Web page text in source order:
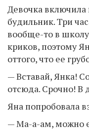
Девочка
будильник. Три
вообще-то в школу
криков, поэтому
оттого, что ее
— Вставай, Янка!
отсюда. Срочно! В
Яна попробовала
— Ма-а-ам, можно